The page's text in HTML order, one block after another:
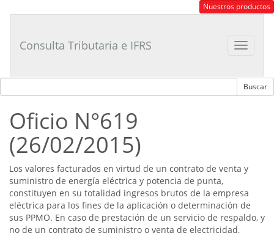
Tributario
Nuestros productos
Toggle
Consulta Tributaria e IFRS
Oficio N°619
(26/02/2015)
Los valores facturados en virtud de un contrato de venta y
suministro de energía eléctrica y potencia de punta,
constituyen en su totalidad ingresos brutos de la empresa
eléctrica para los fines de la aplicación o determinación de
sus PPMO. En caso de prestación de un servicio de respaldo, y
no de un contrato de suministro o venta de electricidad,